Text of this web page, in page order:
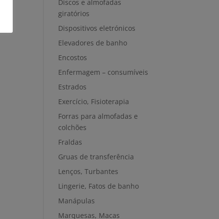
Discos e almofadas
giratórios
Dispositivos eletrónicos
Elevadores de banho
Encostos
Enfermagem – consumíveis
Estrados
Exercício, Fisioterapia
Forras para almofadas e
colchões
Fraldas
Gruas de transferência
Lenços, Turbantes
Lingerie, Fatos de banho
Manápulas
Marquesas, Macas